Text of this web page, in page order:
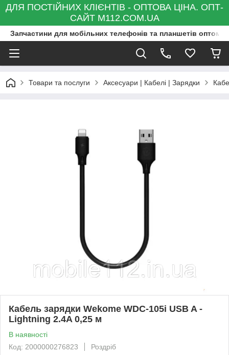
ДЛЯ ПОСТІЙНИХ КЛІЄНТІВ - ОПТОВА ЦІНА. ОПТ-
САЙТ M112.COM.UA
Запчастини для мобільних телефонів та планшетів оптом
Товари та послуги Аксесуари | Кабелі | Зарядки
Кабель зарядки Wekome WDC-105i USB A -
Lightning 2.4A 0,25 м
В наявності
Код: 2000000276823
Роздріб